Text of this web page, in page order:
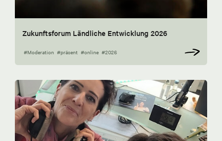
Zukunftsforum Ländliche Entwicklung 2026
#Moderation #präsent #online #2026